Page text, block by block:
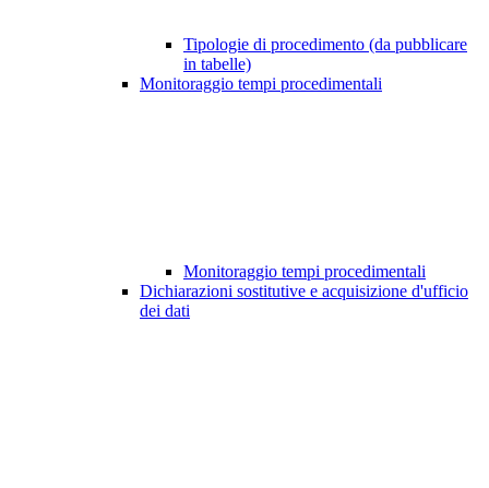
Tipologie di procedimento (da pubblicare
in tabelle)
Monitoraggio tempi procedimentali
Monitoraggio tempi procedimentali
Dichiarazioni sostitutive e acquisizione d'ufficio
dei dati